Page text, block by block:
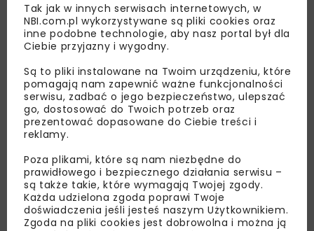
Tak jak w innych serwisach internetowych, w
NBI.com.pl wykorzystywane są pliki cookies oraz
inne podobne technologie, aby nasz portal był dla
Ciebie przyjazny i wygodny.
Są to pliki instalowane na Twoim urządzeniu, które
pomagają nam zapewnić ważne funkcjonalności
serwisu, zadbać o jego bezpieczeństwo, ulepszać
go, dostosować do Twoich potrzeb oraz
prezentować dopasowane do Ciebie treści i
reklamy.
Poza plikami, które są nam niezbędne do
prawidłowego i bezpiecznego działania serwisu –
są także takie, które wymagają Twojej zgody.
Każda udzielona zgoda poprawi Twoje
doświadczenia jeśli jesteś naszym Użytkownikiem.
Zgoda na pliki cookies jest dobrowolna i można ją